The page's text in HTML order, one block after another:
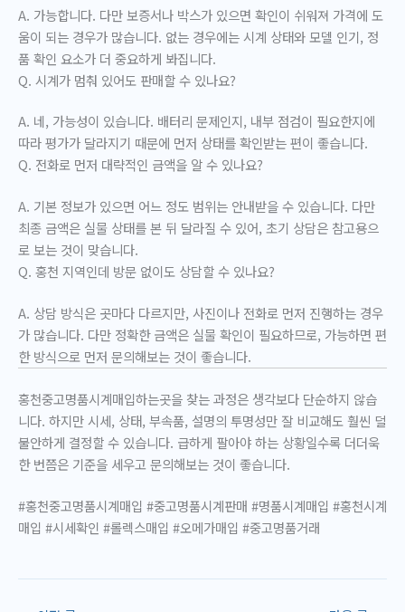
A. 가능합니다. 다만 보증서나 박스가 있으면 확인이 쉬워져 가격에 도
움이 되는 경우가 많습니다. 없는 경우에는 시계 상태와 모델 인기, 정
품 확인 요소가 더 중요하게 봐집니다.
Q. 시계가 멈춰 있어도 판매할 수 있나요?
A. 네, 가능성이 있습니다. 배터리 문제인지, 내부 점검이 필요한지에
따라 평가가 달라지기 때문에 먼저 상태를 확인받는 편이 좋습니다.
Q. 전화로 먼저 대략적인 금액을 알 수 있나요?
A. 기본 정보가 있으면 어느 정도 범위는 안내받을 수 있습니다. 다만
최종 금액은 실물 상태를 본 뒤 달라질 수 있어, 초기 상담은 참고용으
로 보는 것이 맞습니다.
Q. 홍천 지역인데 방문 없이도 상담할 수 있나요?
A. 상담 방식은 곳마다 다르지만, 사진이나 전화로 먼저 진행하는 경우
가 많습니다. 다만 정확한 금액은 실물 확인이 필요하므로, 가능하면 편
한 방식으로 먼저 문의해보는 것이 좋습니다.
홍천중고명품시계매입하는곳을 찾는 과정은 생각보다 단순하지 않습
니다. 하지만 시세, 상태, 부속품, 설명의 투명성만 잘 비교해도 훨씬 덜
불안하게 결정할 수 있습니다. 급하게 팔아야 하는 상황일수록 더더욱
한 번쯤은 기준을 세우고 문의해보는 것이 좋습니다.
#홍천중고명품시계매입 #중고명품시계판매 #명품시계매입 #홍천시계
매입 #시세확인 #롤렉스매입 #오메가매입 #중고명품거래